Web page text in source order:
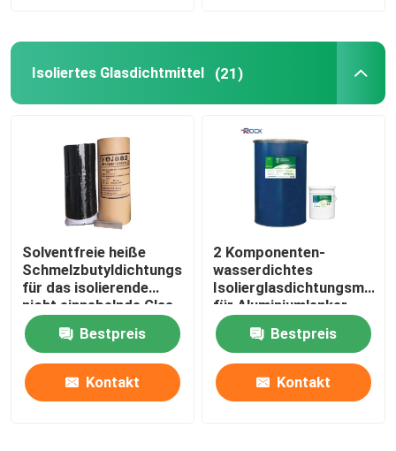
Isoliertes Glasdichtmittel (21)
Solventfreie heiße
Schmelzbutyldichtungsmittel
für das isolierende
nicht einnebelnde Glas
Bestpreis
Kontakt
2 Komponenten-
wasserdichtes
Isolierglasdichtungsmittel
für Aluminiumlenker
Bestpreis
Kontakt